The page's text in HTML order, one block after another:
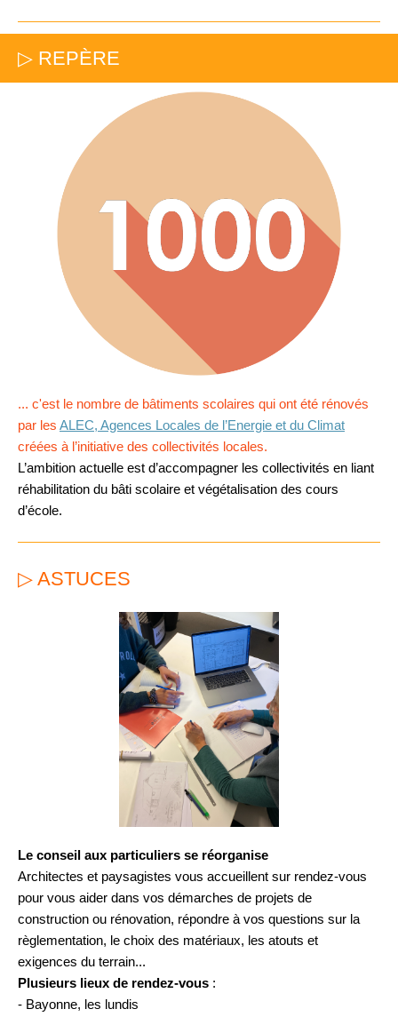
▷ REPÈRE
... c'est le nombre de bâtiments scolaires qui ont été rénovés
par les ALEC, Agences Locales de l’Energie et du Climat
créées à l’initiative des collectivités locales.
L’ambition actuelle est d’accompagner les collectivités en liant
réhabilitation du bâti scolaire et végétalisation des cours
d’école.
▷ ASTUCES
Le conseil aux particuliers se réorganise
Architectes et paysagistes vous accueillent sur rendez-vous
pour vous aider dans vos démarches de projets de
construction ou rénovation, répondre à vos questions sur la
règlementation, le choix des matériaux, les atouts et
exigences du terrain...
Plusieurs lieux de rendez-vous :
- Bayonne, les lundis